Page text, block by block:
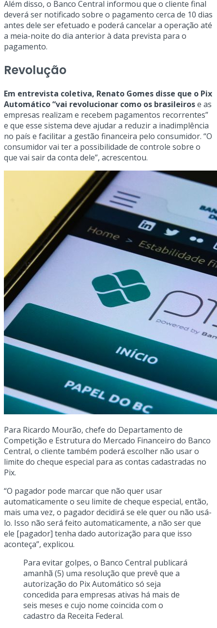
Além disso, o Banco Central informou que o cliente final
deverá ser notificado sobre o pagamento cerca de 10 dias
antes dele ser efetuado e poderá cancelar a operação até
a meia-noite do dia anterior à data prevista para o
pagamento.
Revolução
Em entrevista coletiva, Renato Gomes disse que o Pix
Automático “vai revolucionar como os brasileirose as
empresas realizam e recebem pagamentos recorrentes”
e que esse sistema deve ajudar a reduzir a inadimplência
no país e facilitar a gestão financeira pelo consumidor. “O
consumidor vai ter a possibilidade de controle sobre o
que vai sair da conta dele”, acrescentou.
Para Ricardo Mourão, chefe do Departamento de
Competição e Estrutura do Mercado Financeiro do Banco
Central, o cliente também poderá escolher não usar o
limite do cheque especial para as contas cadastradas no
Pix.
“O pagador pode marcar que não quer usar
automaticamente o seu limite de cheque especial, então,
mais uma vez, o pagador decidirá se ele quer ou não usá-
lo. Isso não será feito automaticamente, a não ser que
ele [pagador] tenha dado autorização para que isso
aconteça”, explicou.
Para evitar golpes, o Banco Central publicará
amanhã (5) uma resolução que prevê que a
autorização do Pix Automático só seja
concedida para empresas ativas há mais de
seis meses e cujo nome coincida com o
cadastro da Receita Federal.